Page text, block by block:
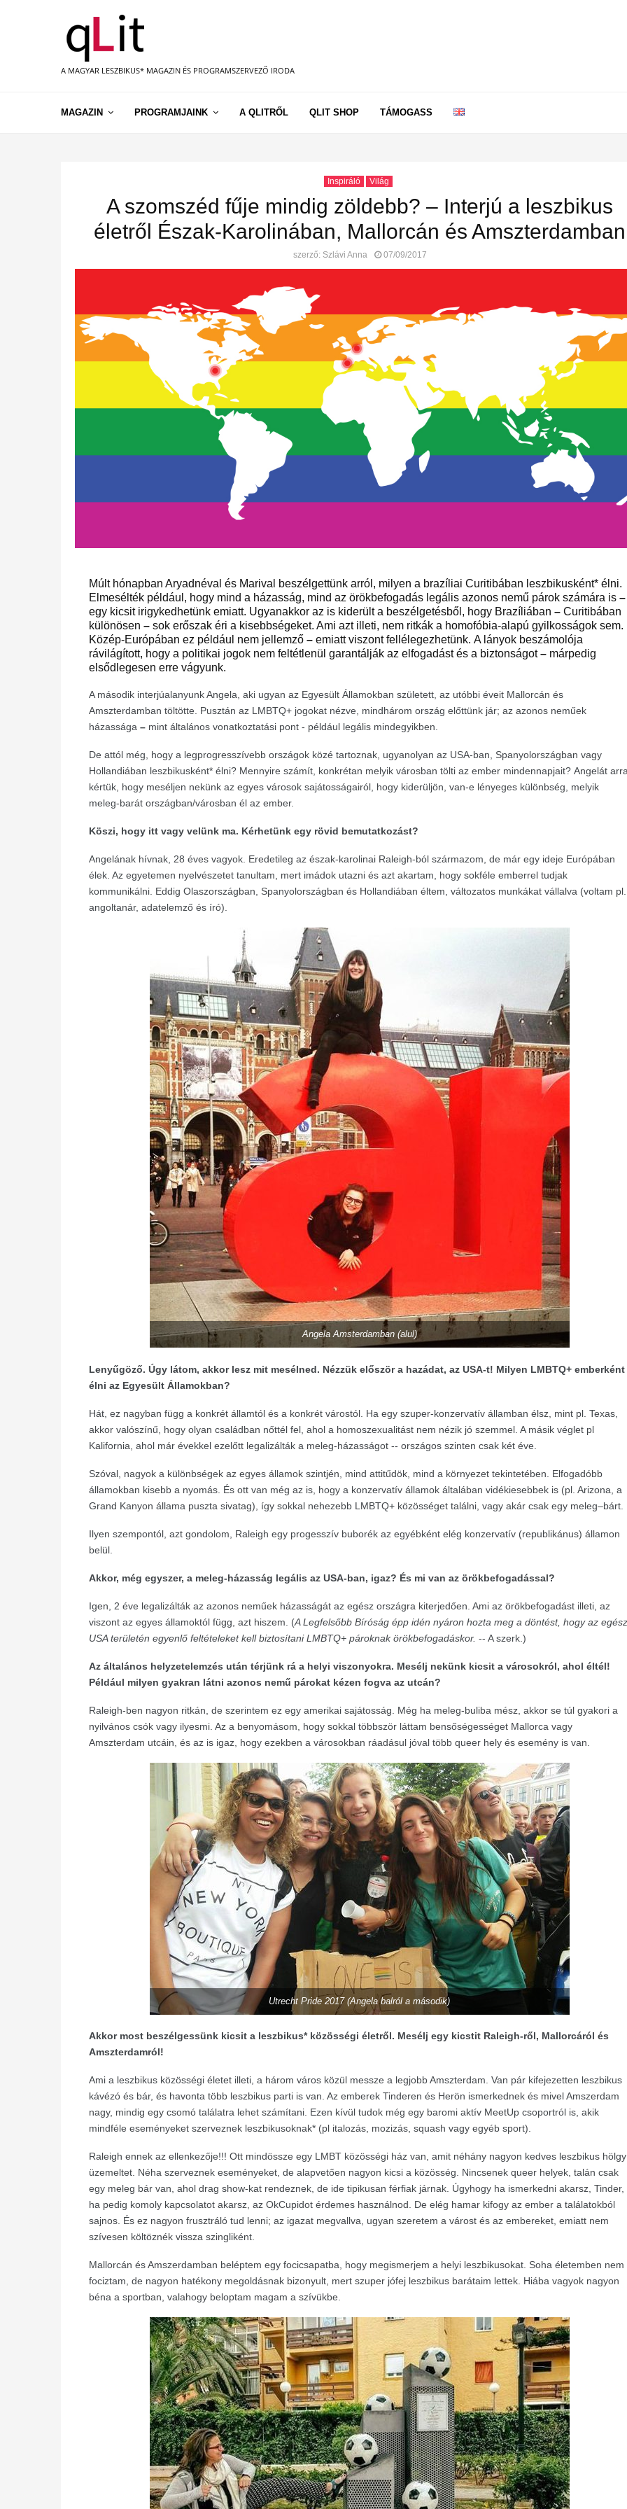
A MAGYAR LESZBIKUS* MAGAZIN ÉS PROGRAMSZERVEZŐ IRODA
MAGAZIN PROGRAMJAINK A QLITRŐL QLIT SHOP TÁMOGASS
Inspiráló Világ
A szomszéd fűje mindig zöldebb? – Interjú a leszbikus
életről Észak-Karolinában, Mallorcán és Amszterdamban
szerző: Szlávi Anna 07/09/2017
Múlt hónapban Aryadnéval és Marival beszélgettünk arról, milyen a brazíliai Curitibában leszbikusként* élni.
Elmesélték például, hogy mind a házasság, mind az örökbefogadás legális azonos nemű párok számára is –
egy kicsit irigykedhetünk emiatt. Ugyanakkor az is kiderült a beszélgetésből, hogy Brazíliában – Curitibában
különösen – sok erőszak éri a kisebbségeket. Ami azt illeti, nem ritkák a homofóbia-alapú gyilkosságok sem.
Közép-Európában ez például nem jellemző – emiatt viszont fellélegezhetünk. A lányok beszámolója
rávilágított, hogy a politikai jogok nem feltétlenül garantálják az elfogadást és a biztonságot– márpedig
elsődlegesen erre vágyunk.
A második interjúalanyunk Angela, aki ugyan az Egyesült Államokban született, az utóbbi éveit Mallorcán és
Amszterdamban töltötte. Pusztán az LMBTQ+ jogokat nézve, mindhárom ország előttünk jár; az azonos neműek
házassága – mint általános vonatkoztatási pont - például legális mindegyikben.
De attól még, hogy a legprogresszívebb országok közé tartoznak, ugyanolyan az USA-ban, Spanyolországban vagy
Hollandiában leszbikusként* élni? Mennyire számít, konkrétan melyik városban tölti az ember mindennapjait? Angelát
kértük, hogy meséljen nekünk az egyes városok sajátosságairól, hogy kiderüljön, van-e lényeges különbség, melyik
meleg-barát országban/városban él az ember.
Köszi, hogy itt vagy velünk ma. Kérhetünk egy rövid bemutatkozást?
Angelának hívnak, 28 éves vagyok. Eredetileg az észak-karolinai Raleigh-ból származom, de már egy ideje Európában
élek. Az egyetemen nyelvészetet tanultam, mert imádok utazni és azt akartam, hogy sokféle emberrel tudjak
kommunikálni. Eddig Olaszországban, Spanyolországban és Hollandiában éltem, változatos munkákat vállalva (voltam pl.
angoltanár, adatelemző és író).
Angela Amsterdamban (alul)
Lenyűgöző. Úgy látom, akkor lesz mit mesélned. Nézzük először a hazádat, az USA-t! Milyen LMBTQ+ emberként
élni az Egyesült Államokban?
Hát, ez nagyban függ a konkrét államtól és a konkrét várostól. Ha egy szuper-konzervatív államban élsz, mint pl. Texas,
akkor valószínű, hogy olyan családban nőttél fel, ahol a homoszexualitást nem nézik jó szemmel. A másik véglet pl
Kalifornia, ahol már évekkel ezelőtt legalizálták a meleg-házasságot -- országos szinten csak két éve.
Szóval, nagyok a különbségek az egyes államok szintjén, mind attitűdök, mind a környezet tekintetében. Elfogadóbb
államokban kisebb a nyomás. És ott van még az is, hogy a konzervatív államok általában vidékiesebbek is (pl. Arizona, a
Grand Kanyon állama puszta sivatag), így sokkal nehezebb LMBTQ+ közösséget találni, vagy akár csak egy meleg–bárt.
Ilyen szempontól, azt gondolom, Raleigh egy progesszív buborék az egyébként elég konzervatív (republikánus) államon
belül.
Akkor, még egyszer, a meleg-házasság legális az USA-ban, igaz? És mi van az örökbefogadással?
Igen, 2 éve legalizálták az azonos neműek házasságát az egész országra kiterjedően. Ami az örökbefogadást illeti, az
viszont az egyes államoktól függ, azt hiszem. (A Legfelsőbb Bíróság épp idén nyáron hozta meg a döntést, hogy az egész
USA területén egyenlő feltételeket kell biztosítani LMBTQ+ pároknak örökbefogadáskor. -- A szerk.)
Az általános helyzetelemzés után térjünk rá a helyi viszonyokra. Mesélj nekünk kicsit a városokról, ahol éltél!
Például milyen gyakran látni azonos nemű párokat kézen fogva az utcán?
Raleigh-ben nagyon ritkán, de szerintem ez egy amerikai sajátosság. Még ha meleg-buliba mész, akkor se túl gyakori a
nyilvános csók vagy ilyesmi. Az a benyomásom, hogy sokkal többször láttam bensőségességet Mallorca vagy
Amszterdam utcáin, és az is igaz, hogy ezekben a városokban ráadásul jóval több queer hely és esemény is van.
Utrecht Pride 2017 (Angela balról a második)
Akkor most beszélgessünk kicsit a leszbikus* közösségi életről. Mesélj egy kicstit Raleigh-ről, Mallorcáról és
Amszterdamról!
Ami a leszbikus közösségi életet illeti, a három város közül messze a legjobb Amszterdam. Van pár kifejezetten leszbikus
kávézó és bár, és havonta több leszbikus parti is van. Az emberek Tinderen és Herön ismerkednek és mivel Amszerdam
nagy, mindig egy csomó találatra lehet számítani. Ezen kívül tudok még egy baromi aktív MeetUp csoportról is, akik
mindféle eseményeket szerveznek leszbikusoknak* (pl italozás, mozizás, squash vagy egyéb sport).
Raleigh ennek az ellenkezője!!! Ott mindössze egy LMBT közösségi ház van, amit néhány nagyon kedves leszbikus hölgy
üzemeltet. Néha szerveznek eseményeket, de alapvetően nagyon kicsi a közösség. Nincsenek queer helyek, talán csak
egy meleg bár van, ahol drag show-kat rendeznek, de ide tipikusan férfiak járnak. Úgyhogy ha ismerkedni akarsz, Tinder,
ha pedig komoly kapcsolatot akarsz, az OkCupidot érdemes használnod. De elég hamar kifogy az ember a találatokból
sajnos. És ez nagyon frusztráló tud lenni; az igazat megvallva, ugyan szeretem a várost és az embereket, emiatt nem
szívesen költöznék vissza szingliként.
Mallorcán és Amszerdamban beléptem egy focicsapatba, hogy megismerjem a helyi leszbikusokat. Soha életemben nem
fociztam, de nagyon hatékony megoldásnak bizonyult, mert szuper jófej leszbikus barátaim lettek. Hiába vagyok nagyon
béna a sportban, valahogy beloptam magam a szívükbe.